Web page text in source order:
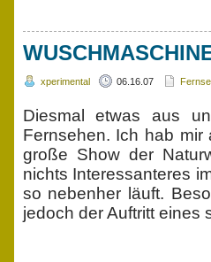
xperimental 06.16.07
Diesmal etwas aus
Fernsehen. Ich hab
große Show der
nichts Interessanteres
so nebenher läuft.
jedoch der Auftritt